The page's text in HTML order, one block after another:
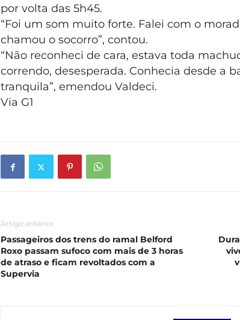
por volta das 5h45.
“Foi um som muito forte. Falei com o
chamou o socorro”, contou.
“Não reconheci de cara, estava toda
correndo, desesperada. Conhecia desde a
tranquila”, emendou Valdeci.
Via G1
Artigo anterior
Passageiros dos trens do ramal Belford
Roxo passam sufoco com mais de 3 horas
de atraso e ficam revoltados com a
Supervia